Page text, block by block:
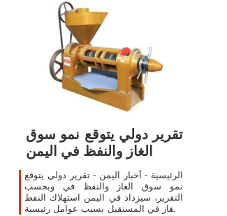
تقرير دولي يتوقع نمو سوق
الغاز والنفظ في اليمن
الرئيسية - أخبار اليمن - تقرير دولي يتوقع
نمو سوق الغاز والنفظ في وبحسب
التقرير، سيزداد في اليمن استهلاك النفط
والغاز في المستقبل بسبب عوامل رئيسية